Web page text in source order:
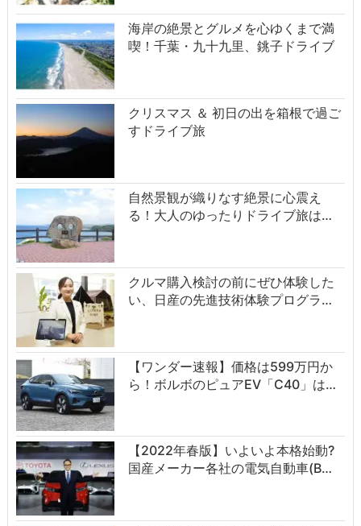
海岸の絶景とグルメを心ゆくまで満
喫！千葉・九十九里、銚子ドライブ
クリスマス ＆ 初日の出を箱根で過ご
すドライブ旅
自然景観が織りなす絶景に心震え
る！大人のゆったりドライブ旅は…
クルマ購入検討の前にぜひ体験した
い、日産の先進技術体験プログラ…
【ワンダー速報】価格は599万円か
ら！ボルボのピュアEV「C40」は…
【2022年春版】いよいよ本格始動?
国産メーカー各社の電気自動車(B…